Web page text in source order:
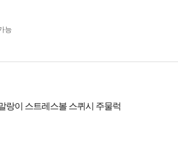
능
랑이 스트레스볼 스퀴시 주물럭